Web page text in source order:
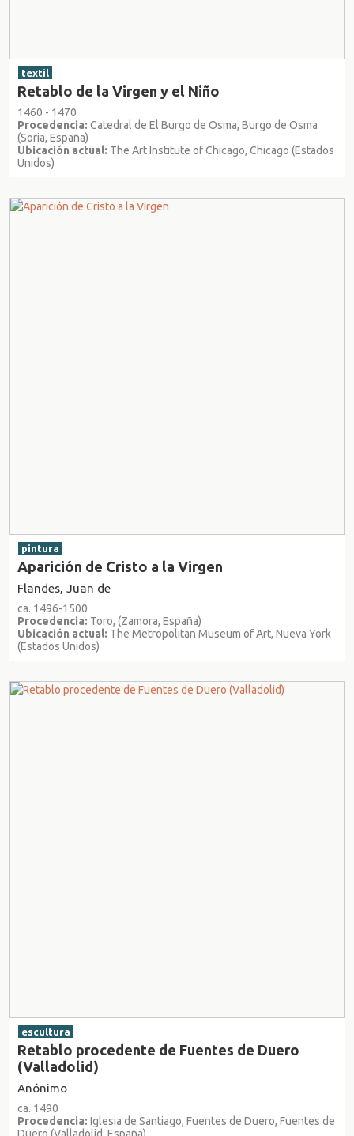
textil
Retablo de la Virgen y el Niño
1460 - 1470
Procedencia: Catedral de El Burgo de Osma, Burgo de Osma
(Soria, España)
Ubicación actual: The Art Institute of Chicago, Chicago (Estados
Unidos)
pintura
Aparición de Cristo a la Virgen
Flandes, Juan de
ca. 1496-1500
Procedencia: Toro, (Zamora, España)
Ubicación actual: The Metropolitan Museum of Art, Nueva York
(Estados Unidos)
escultura
Retablo procedente de Fuentes de Duero
(Valladolid)
Anónimo
ca. 1490
Procedencia: Iglesia de Santiago, Fuentes de Duero, Fuentes de
Duero (Valladolid, España)